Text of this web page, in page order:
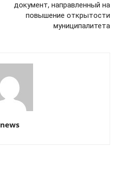
документ, направленный на
повышение открытости
муниципалитета
news